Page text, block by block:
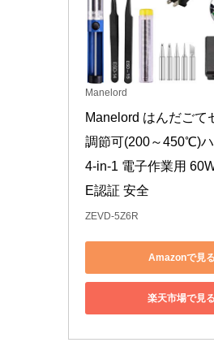
Manelord
Manelord はんだごて
調節可(200～450℃)
4-in-1 電子作業用
E認証 安全
ZEVD-5Z6R
Amazonで見る
楽天市場で見る